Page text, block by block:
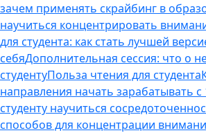
зачем применять скрайбинг в
научиться концентрировать
для студента: как стать лучшей
себяДополнительная сессия: что о
студентуПольза чтения для студента
направления начать зарабатывать с
студенту научиться
способов для концентрации